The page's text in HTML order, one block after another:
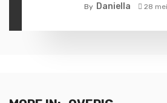
By Daniella 28